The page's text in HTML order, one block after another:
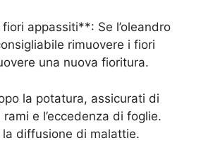
appassiti**: Se l’oleandro
rimuovere i fiori
una nuova fioritura.
la potatura, assicurati di
e l’eccedenza di foglie.
la diffusione di malattie.